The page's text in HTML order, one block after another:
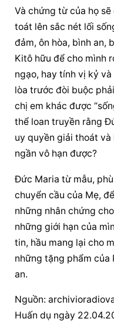
Và chứng từ của họ
toát lên sắc nét lối
đảm, ôn hòa, bình an,
Kitô hữu để cho mình
ngạo, hay tính vị kỷ
lòa trước đòi buộc
chị em khác được
thể loan truyền rằng
uy quyền giải thoát và
ngần vô hạn được?
Đức Maria từ mẫu,
chuyển cầu của Mẹ,
những nhân chứng
những giới hạn của
tin, hầu mang lại cho
những tặng phẩm của
an.
Nguồn:
Huấn dụ ngày